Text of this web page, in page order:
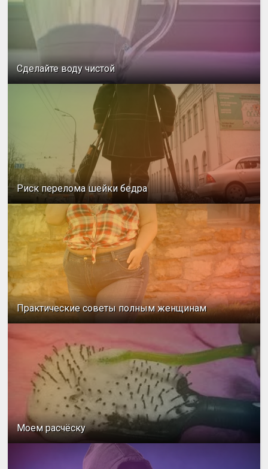
Сделайте воду чистой
Риск перелома шейки бедра
Практические советы полным женщинам
Моем расчёску